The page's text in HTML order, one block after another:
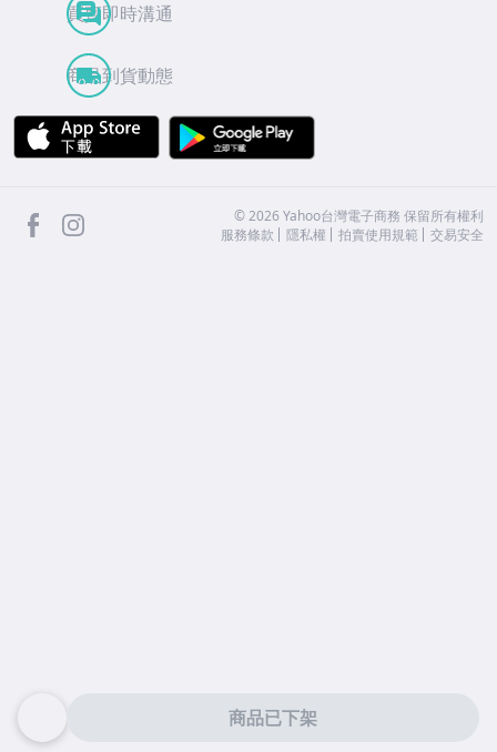
商品已下架
買賣即時溝通
商品到貨動態
APP Store
facebook ©2026 Yahoo台灣電子商務 保留所有權利
服務條款
隱私權 拍賣使用規範 交易安全